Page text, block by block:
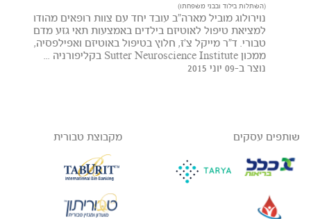
(השתלות בילוד ובבני משפחתו)
נוירולוג מוביל מארה"ב עובד יחד עם צוות רופאים מהודו
למציאת טיפול לאוטיזם בילדים באמצעות תאי גזע מדם
טבורי. ד"ר מייקל צ'ז, חלוץ בטיפול באוטיזם ואפילפסיה,
ממכון Sutter Neuroscience Institute בקליפורניה ...
נוצר ב-09 יוני 2015
שותפים עסקים מקבוצת טבורית